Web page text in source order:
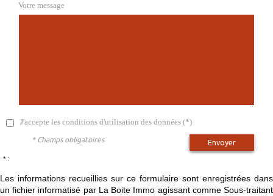
Votre message
J'accepte les conditions d'utilisation des données (*)
Envoyer
* Champs obligatoires
* :
Les informations recueillies sur ce formulaire sont enregistrées dans
un fichier informatisé par La Boite Immo agissant comme Sous-traitant